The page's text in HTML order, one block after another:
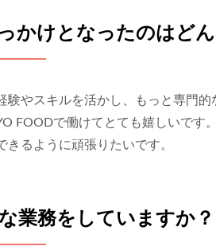
かけとなったのはど
験やスキルを活かし、もっと専門的
FOODで働けてとても嬉しいです
きるように頑張りたいです。
業務をしていますか？